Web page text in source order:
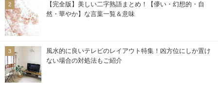
【完全版】美しい二字熟語まとめ！【儚い・幻想的・自
然・華やか】な言葉一覧＆意味
風水的に良いテレビのレイアウト特集！凶方位にしか置け
ない場合の対処法もご紹介